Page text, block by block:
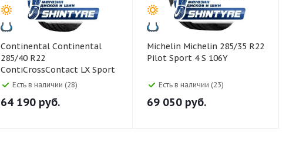
Continental Continental
285/40 R22
ContiCrossContact LX Sport
ContiSilent 110Y
Есть в наличии (28)
64 190 руб.
Michelin Michelin 285/35 R22
Pilot Sport 4 S 106Y
Есть в наличии (23)
69 050 руб.